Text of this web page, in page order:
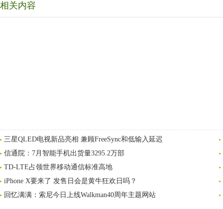
相关内容
三星QLED电视新品亮相 兼顾FreeSync和低输入延迟
信通院：7月智能手机出货量3295.2万部
TD-LTE占领世界移动通信标准高地
iPhone X要来了 发售日会是黄牛狂欢日吗？
回忆满满：索尼今日上线Walkman40周年主题网站